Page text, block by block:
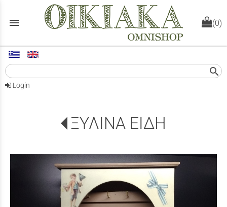
menu (0)
search
Login
ΞΥΛΙΝΑ ΕΙΔΗ